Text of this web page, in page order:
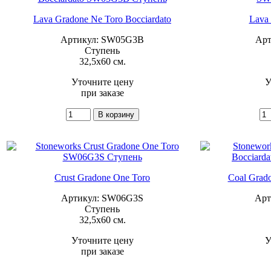
Lava Gradone Ne Toro Bocciardato
Артикул: SW05G3B
Ступень
32,5x60 см.
Уточните цену
при заказе
Lava
Crust Gradone One Toro
Артикул: SW06G3S
Ступень
32,5x60 см.
Уточните цену
при заказе
Coal